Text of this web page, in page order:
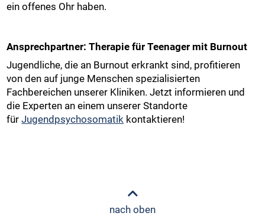
ein offenes Ohr haben.
Ansprechpartner: Therapie für Teenager mit Burnout
Jugendliche, die an Burnout erkrankt sind, profitieren
von den auf junge Menschen spezialisierten
Fachbereichen unserer Kliniken. Jetzt informieren und
die Experten an einem unserer Standorte
fürJugendpsychosomatik kontaktieren!
nach oben